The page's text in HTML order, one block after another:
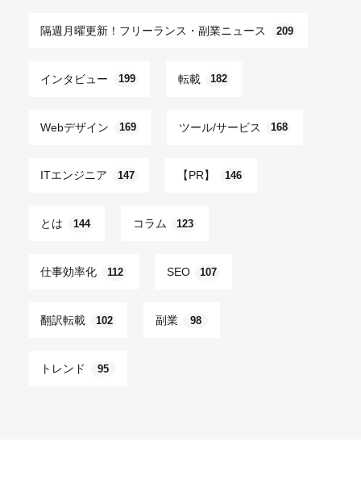
隔週月曜更新！フリーランス・副業ニュース 209
インタビュー 199 転載 182
Webデザイン 169 ツール/サービス 168
ITエンジニア 147 【PR】 146
とは 144 コラム 123
仕事効率化 112 SEO 107
翻訳転載 102 副業 98
トレンド 95